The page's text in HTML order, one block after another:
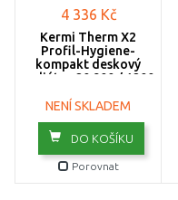
4 336 Kč
Kermi Therm X2
Profil-Hygiene-
kompakt deskový
radiátor 20 900 / 1200
NENÍ SKLADEM
DO KOŠÍKU
Porovnat